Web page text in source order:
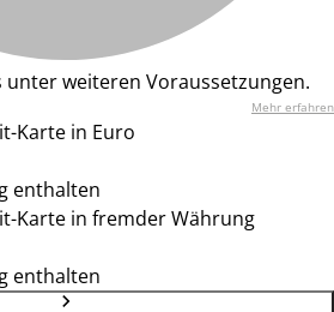
unter weiteren Voraussetzungen.
Mehr erfahren
Karte in Euro
enthalten
Karte in fremder Währung
enthalten